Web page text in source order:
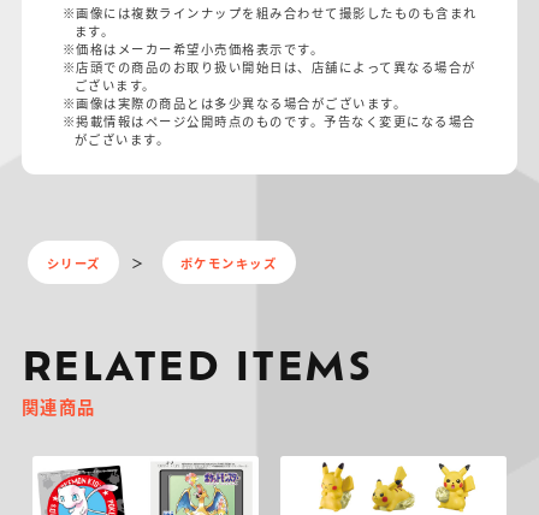
※画像には複数ラインナップを組み合わせて撮影したものも含まれ
ます。
※価格はメーカー希望小売価格表示です。
※店頭での商品のお取り扱い開始日は、店舗によって異なる場合が
ございます。
※画像は実際の商品とは多少異なる場合がございます。
※掲載情報はページ公開時点のものです。予告なく変更になる場合
がございます。
シリーズ ポケモンキッズ
RELATED ITEMS
関連商品